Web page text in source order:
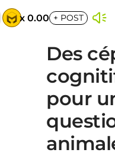
x 0.00 + POST
Des
pour